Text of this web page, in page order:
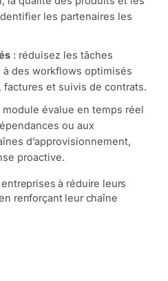
les partenaires les
: réduisez les tâches
des workflows optimisés
factures et suivis de contrats.
module évalue en temps réel
ou aux
d’approvisionnement,
proactive.
à réduire leurs
renforçant leur chaîne